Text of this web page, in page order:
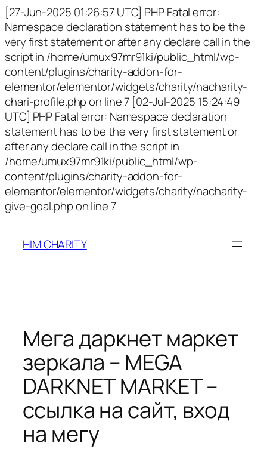
[27-Jun-2025 01:26:57 UTC] PHP Fatal error:
Namespace declaration statement has to be the
very first statement or after any declare call in the
script in /home/umux97mr91ki/public_html/wp-
content/plugins/charity-addon-for-
elementor/elementor/widgets/charity/nacharity-
chari-profile.php on line 7 [02-Jul-2025 15:24:49
UTC] PHP Fatal error: Namespace declaration
statement has to be the very first statement or
after any declare call in the script in
/home/umux97mr91ki/public_html/wp-
content/plugins/charity-addon-for-
elementor/elementor/widgets/charity/nacharity-
give-goal.php on line 7
HIM CHARITY
Мега даркнет маркет
зеркала – MEGA
DARKNET MARKET –
ссылка на сайт, вход
на мегу